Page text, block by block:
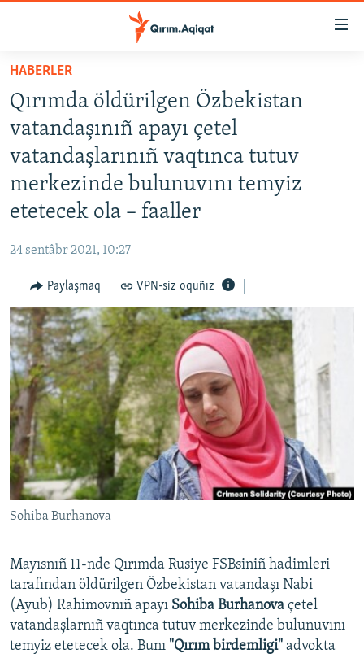
Esas
qaytmaq
Baş
navigatsiyağa
qaytmaq
Qıdıruvğa
qaytmaq
HABERLER
SİYASET
İQTİSADİYAT
CEMİYET
MEDENİYET
SÜRET
BLOGLAR
FİKİR
Русский
Українською
QOŞULIÑIZ!
HABERLER
Qırımda öldürilgen Özbekistan
vatandaşınıñ apayı çetel
vatandaşlarınıñ vaqtınca tutuv
merkezinde bulunuvını temyiz
etetecek ola – faaller
24 sentâbr 2021, 10:27
Paylaşmaq VPN-siz oquñız
Sohiba Burhanova
Mayısnıñ 11-nde Qırımda Rusiye FSBsiniñ hadimleri
tarafından öldürilgen Özbekistan vatandaşı Nabi
(Ayub) Rahimovnıñ apayı Sohiba Burhanova çetel
vatandaşlarnıñ vaqtınca tutuv merkezinde bulunuvını
temyiz etetecek ola. Bunı "Qırım birdemligi" advokta